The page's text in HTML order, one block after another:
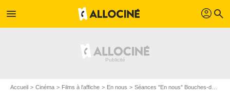
menu profil search
Accueil Cinéma Films à l'affiche En nous Séances "En nous" Bouches-du-Rhône